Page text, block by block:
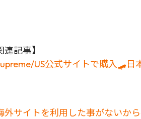
連記事】
US公式サイトで購入🛹
外サイトを利用した事がないか